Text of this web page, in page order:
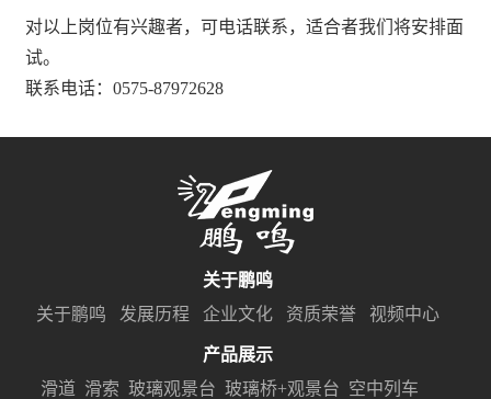
对以上岗位有兴趣者，可电话联系，适合者我们将安排面
试。
联系电话：0575-87972628
关于鹏鸣
关于鹏鸣
发展历程 企业文化 资质荣誉 视频中心
产品展示
滑道 滑索 玻璃观景台 玻璃桥+观景台 空中列车